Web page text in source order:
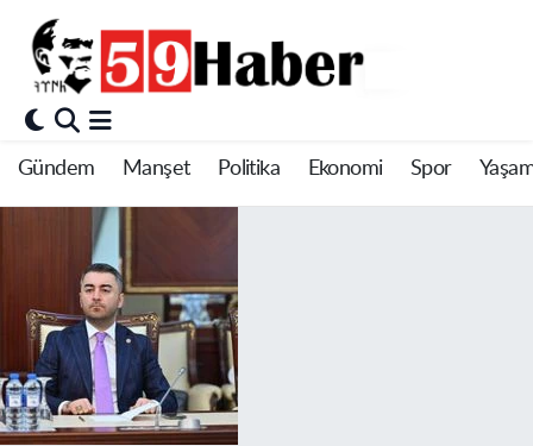
Gündem Manşet Politika Ekonomi Spor